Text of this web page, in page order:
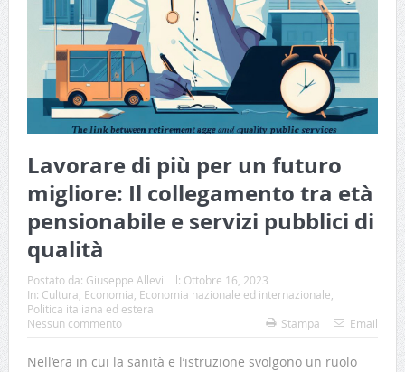
Lavorare di più per un futuro
migliore: Il collegamento tra età
pensionabile e servizi pubblici di
qualità
Postato da: Giuseppe Allevi il: Ottobre 16, 2023
In: Cultura, Economia, Economia nazionale ed internazionale,
Politica italiana ed estera
Nessun commento
Stampa Email
Nell’era in cui la sanità e l’istruzione svolgono un ruolo